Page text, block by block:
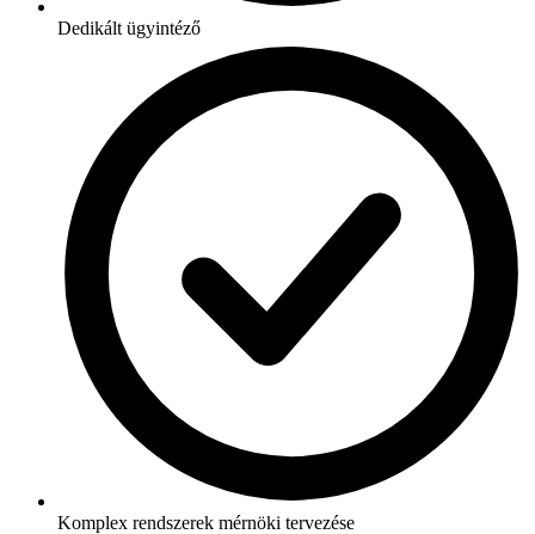
Dedikált ügyintéző
Komplex rendszerek mérnöki tervezése